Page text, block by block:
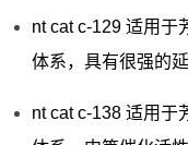
nt cat c-129 适用于
体系，具有很强的
nt cat c-138 适用于